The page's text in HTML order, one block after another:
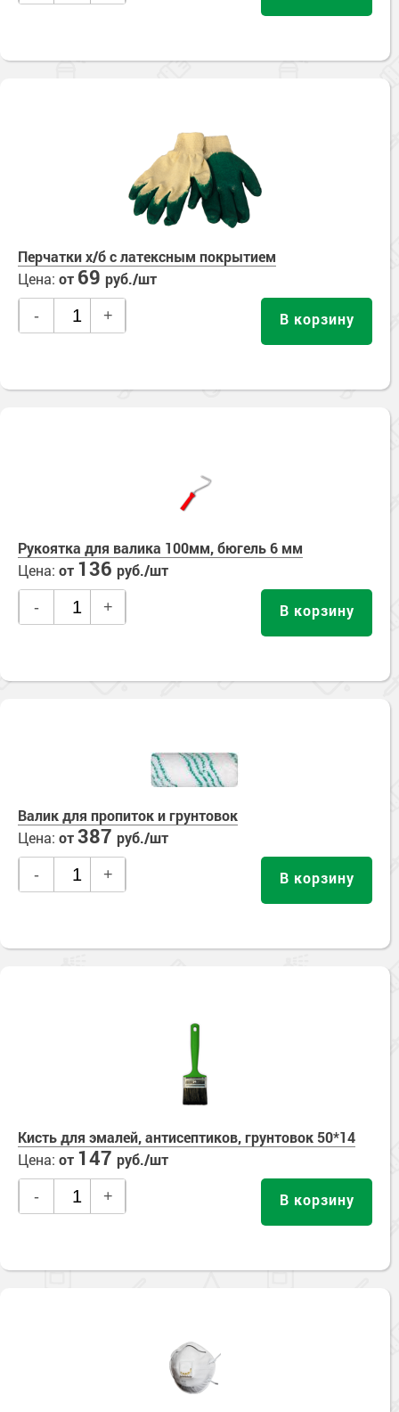
Перчатки х/б с латексным покрытием
Цена: от 69 руб./шт
- + В корзину
Рукоятка для валика 100мм, бюгель 6 мм
Цена: от 136 руб./шт
- + В корзину
Валик для пропиток и грунтовок
Цена: от387 руб./шт
- + В корзину
Кисть для эмалей, антисептиков, грунтовок 50*14
Цена: от 147 руб./шт
- + В корзину